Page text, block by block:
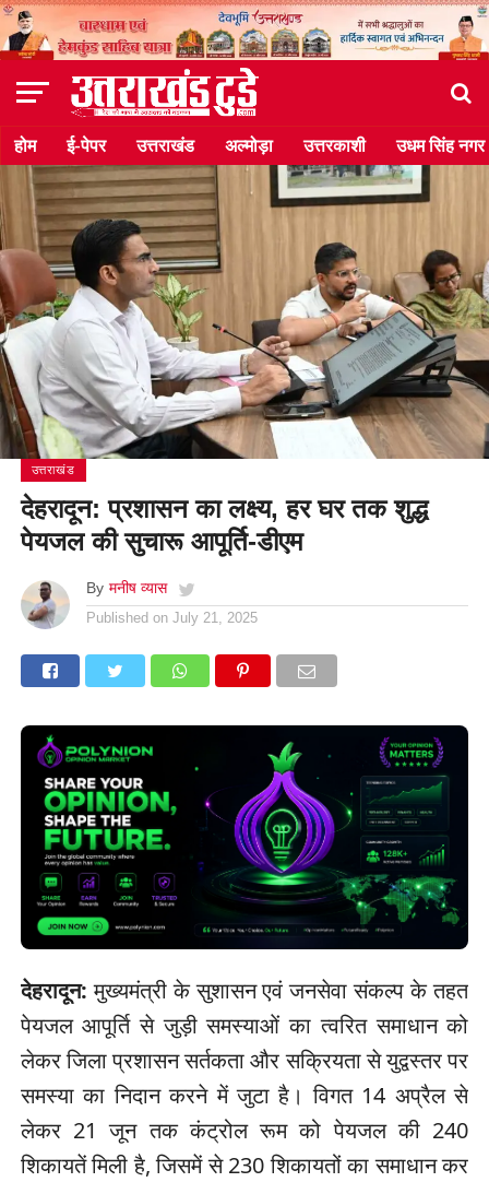
होम ई-पेपर उत्तराखंड अल्मोड़ा उत्तरकाशी उधम सिंह नगर
उत्तराखंड
देहरादून: प्रशासन का लक्ष्य, हर घर तक शुद्ध
पेयजल की सुचारू आपूर्ति-डीएम
By मनीष व्यास
Published on July 21, 2025
देहरादून: मुख्यमंत्री के सुशासन एवं जनसेवा संकल्प के तहत
पेयजल आपूर्ति से जुड़ी समस्याओं का त्वरित समाधान को
लेकर जिला प्रशासन सर्तकता और सक्रियता से युद्वस्तर पर
समस्या का निदान करने में जुटा है। विगत 14 अप्रैल से
लेकर 21 जून तक कंट्रोल रूम को पेयजल की 240
शिकायतें मिली है, जिसमें से 230 शिकायतों का समाधान कर